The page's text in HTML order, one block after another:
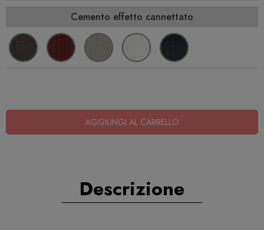
Cemento effetto cannettato
AGGIUNGI AL CARRELLO
Descrizione